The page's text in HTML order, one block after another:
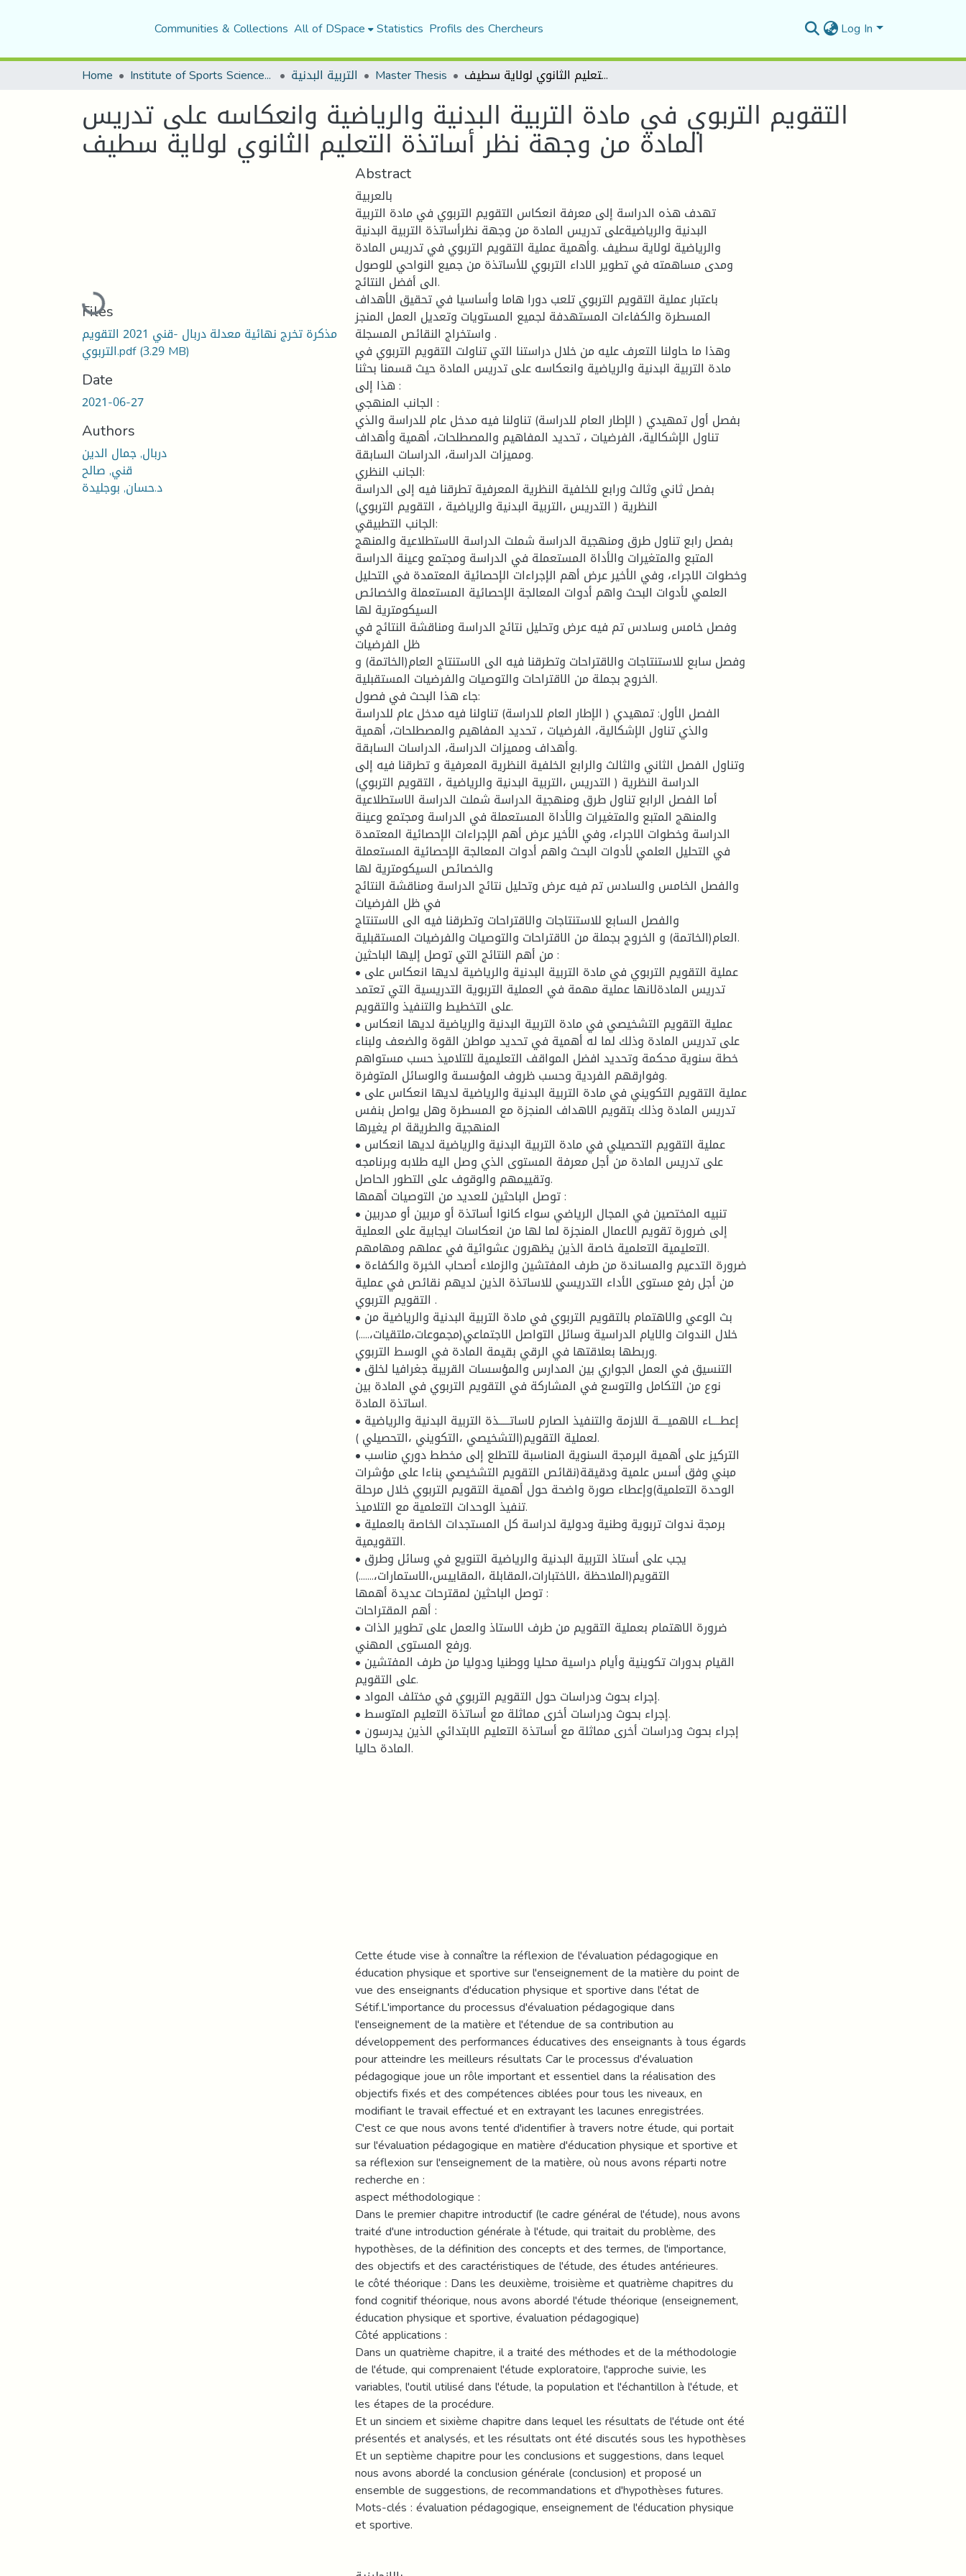
Communities & Collections All of DSpace Statistics Profils des Chercheurs Log In
Home Institute of Sports Sciences and Techniques التربية البدنية Master Thesis التقويم التربوي في مادة التربية البدنية والرياضية وانعكاسه على تدريس المادة من وجهة نظر أساتذة التعليم الثانوي لولاية سطيف
التقويم التربوي في مادة التربية البدنية والرياضية وانعكاسه على تدريس
المادة من وجهة نظر أساتذة التعليم الثانوي لولاية سطيف
Loading...
Files
مذكرة تخرج نهائية معدلة دربال -قني 2021 التقويم
التربوي.pdf(3.29 MB)
Date
2021-06-27
Authors
دربال, جمال الدين
قني, صالح
د.حسان, بوجليدة
Abstract
بالعربية
تهدف هذه الدراسة إلى معرفة انعكاس التقويم التربوي في مادة التربية
البدنية والرياضيةعلى تدريس المادة من وجهة نظرأساتذة التربية البدنية
والرياضية لولاية سطيف .وأهمية عملية التقويم التربوي في تدريس المادة
ومدى مساهمته في تطوير الاداء التربوي للأساتذة من جميع النواحي للوصول
الى أفضل النتائج.
باعتبار عملية التقويم التربوي تلعب دورا هاما وأساسيا في تحقيق الأهداف
المسطرة والكفاءات المستهدفة لجميع المستويات وتعديل العمل المنجز
واستخراج النقائص المسجلة .
وهذا ما حاولنا التعرف عليه من خلال دراستنا التي تناولت التقويم التربوي في
مادة التربية البدنية والرياضية وانعكاسه على تدريس المادة حيث قسمنا بحثنا
هذا إلى :
الجانب المنهجي :
بفصل أول تمهيدي ( الإطار العام للدراسة) تناولنا فيه مدخل عام للدراسة والذي
تناول الإشكالية، الفرضيات ، تحديد المفاهيم والمصطلحات، أهمية وأهداف
ومميزات الدراسة، الدراسات السابقة.
الجانب النظري:
بفصل ثاني وثالث ورابع للخلفية النظرية المعرفية تطرقنا فيه إلى الدراسة
النظرية ( التدريس ،التربية البدنية والرياضية ، التقويم التربوي)
الجانب التطبيقي:
بفصل رابع تناول طرق ومنهجية الدراسة شملت الدراسة الاستطلاعية والمنهج
المتبع والمتغيرات والأداة المستعملة في الدراسة ومجتمع وعينة الدراسة
وخطوات الاجراء، وفي الأخير عرض أهم الإجراءات الإحصائية المعتمدة في التحليل
العلمي لأدوات البحث واهم أدوات المعالجة الإحصائية المستعملة والخصائص
السيكومترية لها
وفصل خامس وسادس تم فيه عرض وتحليل نتائج الدراسة ومناقشة النتائج في
ظل الفرضيات
وفصل سابع للاستنتاجات والاقتراحات وتطرقنا فيه الى الاستنتاج العام(الخاتمة) و
الخروج بجملة من الاقتراحات والتوصيات والفرضيات المستقبلية.
جاء هذا البحث في فصول:
الفصل الأول: تمهيدي ( الإطار العام للدراسة) تناولنا فيه مدخل عام للدراسة
والذي تناول الإشكالية، الفرضيات ، تحديد المفاهيم والمصطلحات، أهمية
وأهداف ومميزات الدراسة، الدراسات السابقة.
وتناول الفصل الثاني والثالث والرابع الخلفية النظرية المعرفية و تطرقنا فيه إلى
الدراسة النظرية ( التدريس ،التربية البدنية والرياضية ، التقويم التربوي)
أما الفصل الرابع تناول طرق ومنهجية الدراسة شملت الدراسة الاستطلاعية
والمنهج المتبع والمتغيرات والأداة المستعملة في الدراسة ومجتمع وعينة
الدراسة وخطوات الاجراء، وفي الأخير عرض أهم الإجراءات الإحصائية المعتمدة
في التحليل العلمي لأدوات البحث واهم أدوات المعالجة الإحصائية المستعملة
والخصائص السيكومترية لها
والفصل الخامس والسادس تم فيه عرض وتحليل نتائج الدراسة ومناقشة النتائج
في ظل الفرضيات
والفصل السابع للاستنتاجات والاقتراحات وتطرقنا فيه الى الاستنتاج
العام(الخاتمة) و الخروج بجملة من الاقتراحات والتوصيات والفرضيات المستقبلية.
من أهم النتائج التي توصل إليها الباحثين :
• عملية التقويم التربوي في مادة التربية البدنية والرياضية لديها انعكاس على
تدريس المادةلانها عملية مهمة في العملية التربوية التدريسية التي تعتمد
على التخطيط والتنفيذ والتقويم.
• عملية التقويم التشخيصي في مادة التربية البدنية والرياضية لديها انعكاس
على تدريس المادة وذلك لما له أهمية في تحديد مواطن القوة والضعف ولبناء
خطة سنوية محكمة وتحديد افضل المواقف التعليمية للتلاميذ حسب مستواهم
وفوارقهم الفردية وحسب ظروف المؤسسة والوسائل المتوفرة.
• عملية التقويم التكويني في مادة التربية البدنية والرياضية لديها انعكاس على
تدريس المادة وذلك بتقويم الاهداف المنجزة مع المسطرة وهل يواصل بنفس
المنهجية والطريقة ام يغيرها
• عملية التقويم التحصيلي في مادة التربية البدنية والرياضية لديها انعكاس
على تدريس المادة من أجل معرفة المستوى الذي وصل اليه طلابه وبرنامجه
وتقييمهم والوقوف على التطور الحاصل.
توصل الباحثين للعديد من التوصيات أهمها :
• تنبيه المختصين في المجال الرياضي سواء كانوا أساتذة أو مربين أو مدربين
إلى ضرورة تقويم الاعمال المنجزة لما لها من انعكاسات ايجابية على العملية
التعليمية التعلمية خاصة الذين يظهرون عشوائية في عملهم ومهامهم.
• ضرورة التدعيم والمساندة من طرف المفتشين والزملاء أصحاب الخبرة والكفاءة
من أجل رفع مستوى الأداء التدريسي للاساتذة الذين لديهم نقائص في عملية
التقويم التربوي .
• بث الوعي والاهتمام بالتقويم التربوي في مادة التربية البدنية والرياضية من
خلال الندوات والايام الدراسية وسائل التواصل الاجتماعي(مجموعات،ملتقيات،.....)
وربطها بعلاقتها في الرقي بقيمة المادة في الوسط التربوي.
• التنسيق في العمل الجواري بين المدارس والمؤسسات القريبة جغرافيا لخلق
نوع من التكامل والتوسع في المشاركة في التقويم التربوي في المادة بين
اساتذة المادة.
• إعطــــاء الاهميــــة اللازمة والتنفيذ الصارم لاساتـــــذة التربية البدنية والرياضية
لعملية التقويم(التشخيصي ،التكويني ،التحصيلي ).
• التركيز على أهمية البرمجة السنوية المناسبة للتطلع إلى مخطط دوري مناسب
مبني وفق أسس علمية ودقيقة(نقائص التقويم التشخيصي بناءا على مؤشرات
الوحدة التعلمية)وإعطاء صورة واضحة حول أهمية التقويم التربوي خلال مرحلة
تنفيذ الوحدات التعلمية مع التلاميذ.
• برمجة ندوات تربوية وطنية ودولية لدراسة كل المستجدات الخاصة بالعملية
التقويمية.
• يجب على أستاذ التربية البدنية والرياضية التنويع في وسائل وطرق
التقويم(الملاحظة ،الاختبارات،المقابلة ،المقاييس،الاستمارات،.......)
توصل الباحثين لمقترحات عديدة أهمها :
أهم المقتراحات :
• ضرورة الاهتمام بعملية التقويم من طرف الاستاذ والعمل على تطوير الذات
ورفع المستوى المهني.
• القيام بدورات تكوينية وأيام دراسية محليا ووطنيا ودوليا من طرف المفتشين
على التقويم.
• إجراء بحوث ودراسات حول التقويم التربوي في مختلف المواد.
• إجراء بحوث ودراسات أخرى مماثلة مع أساتذة التعليم المتوسط.
• إجراء بحوث ودراسات أخرى مماثلة مع أساتذة التعليم الابتدائي الذين يدرسون
المادة حاليا.
Cette étude vise à connaître la réflexion de l'évaluation pédagogique en
éducation physique et sportive sur l'enseignement de la matière du point de
vue des enseignants d'éducation physique et sportive dans l'état de
Sétif.L'importance du processus d'évaluation pédagogique dans
l'enseignement de la matière et l'étendue de sa contribution au
développement des performances éducatives des enseignants à tous égards
pour atteindre les meilleurs résultats Car le processus d'évaluation
pédagogique joue un rôle important et essentiel dans la réalisation des
objectifs fixés et des compétences ciblées pour tous les niveaux, en
modifiant le travail effectué et en extrayant les lacunes enregistrées.
C'est ce que nous avons tenté d'identifier à travers notre étude, qui portait
sur l'évaluation pédagogique en matière d'éducation physique et sportive et
sa réflexion sur l'enseignement de la matière, où nous avons réparti notre
recherche en :
aspect méthodologique :
Dans le premier chapitre introductif (le cadre général de l'étude), nous avons
traité d'une introduction générale à l'étude, qui traitait du problème, des
hypothèses, de la définition des concepts et des termes, de l'importance,
des objectifs et des caractéristiques de l'étude, des études antérieures.
le côté théorique : Dans les deuxième, troisième et quatrième chapitres du
fond cognitif théorique, nous avons abordé l'étude théorique (enseignement,
éducation physique et sportive, évaluation pédagogique)
Côté applications :
Dans un quatrième chapitre, il a traité des méthodes et de la méthodologie
de l'étude, qui comprenaient l'étude exploratoire, l'approche suivie, les
variables, l'outil utilisé dans l'étude, la population et l'échantillon à l'étude, et
les étapes de la procédure.
Et un sinciem et sixième chapitre dans lequel les résultats de l'étude ont été
présentés et analysés, et les résultats ont été discutés sous les hypothèses
Et un septième chapitre pour les conclusions et suggestions, dans lequel
nous avons abordé la conclusion générale (conclusion) et proposé un
ensemble de suggestions, de recommandations et d'hypothèses futures.
Mots-clés : évaluation pédagogique, enseignement de l'éducation physique
et sportive.